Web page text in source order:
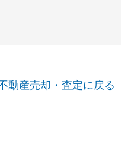
動産売却・査定に戻る